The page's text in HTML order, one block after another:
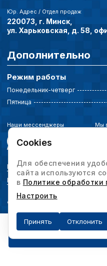
Юр. Адрес / Отдел продаж
220073, г. Минск,
ул. Харьковская, д. 58,
Дополнительно
Режим работы
Понедельник-четверг
Пятница
Наши мессенджеры Мы
Политика конфиденциальности
Выбор настроек cookie
© 2026 Интервесп —
Cookies
Для обеспечения
сайта используются
в Политике
Настроить
Принять Отклонить